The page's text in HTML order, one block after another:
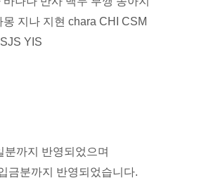
지나 지현 chara CHI CSM
YIS
분까지 반영되었으며
금분까지 반영되었습니다.